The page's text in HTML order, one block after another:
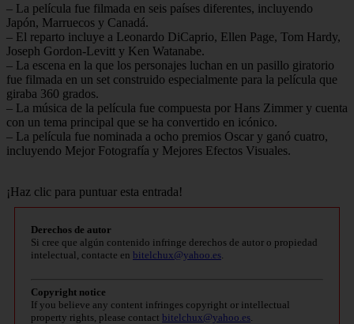
– La película fue filmada en seis países diferentes, incluyendo
Japón, Marruecos y Canadá.
– El reparto incluye a Leonardo DiCaprio, Ellen Page, Tom Hardy,
Joseph Gordon-Levitt y Ken Watanabe.
– La escena en la que los personajes luchan en un pasillo giratorio
fue filmada en un set construido especialmente para la película que
giraba 360 grados.
– La música de la película fue compuesta por Hans Zimmer y cuenta
con un tema principal que se ha convertido en icónico.
– La película fue nominada a ocho premios Oscar y ganó cuatro,
incluyendo Mejor Fotografía y Mejores Efectos Visuales.
¡Haz clic para puntuar esta entrada!
Derechos de autor
Si cree que algún contenido infringe derechos de autor o propiedad
intelectual, contacte en bitelchux@yahoo.es
Copyright notice
If you believe any content infringes copyright or intellectual
property rights, please contact bitelchux@yahoo.es